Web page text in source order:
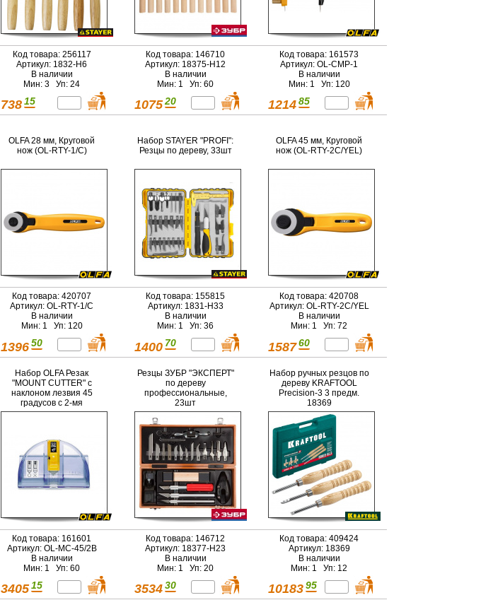
Код товара: 256117
Артикул: 1832-H6
В наличии
Мин: 3 Уп: 24
738 15
Код товара: 146710
Артикул: 18375-H12
В наличии
Мин: 1 Уп: 60
1075 20
Код товара: 161573
Артикул: OL-CMP-1
В наличии
Мин: 1 Уп: 120
1214 85
OLFA 28 мм, Круговой
нож (OL-RTY-1/С)
Код товара: 420707
Артикул: OL-RTY-1/C
В наличии
Мин: 1 Уп: 120
1396 50
Набор STAYER "PROFI":
Резцы по дереву, 33шт
Код товара: 155815
Артикул: 1831-H33
В наличии
Мин: 1 Уп: 36
1400 70
OLFA 45 мм, Круговой
нож (OL-RTY-2C/YEL)
Код товара: 420708
Артикул: OL-RTY-2C/YEL
В наличии
Мин: 1 Уп: 72
1587 60
Набор OLFA Резак
"MOUNT CUTTER" с
наклоном лезвия 45
градусов с 2-мя
лезвиями MCB
Код товара: 161601
Артикул: OL-MC-45/2B
В наличии
Мин: 1 Уп: 60
3405 15
Резцы ЗУБР "ЭКСПЕРТ"
по дереву
профессиональные,
23шт
Код товара: 146712
Артикул: 18377-H23
В наличии
Мин: 1 Уп: 20
3534 30
Набор ручных резцов по
дереву KRAFTOOL
Precision-3 3 предм.
18369
Код товара: 409424
Артикул: 18369
В наличии
Мин: 1 Уп: 12
10183 95